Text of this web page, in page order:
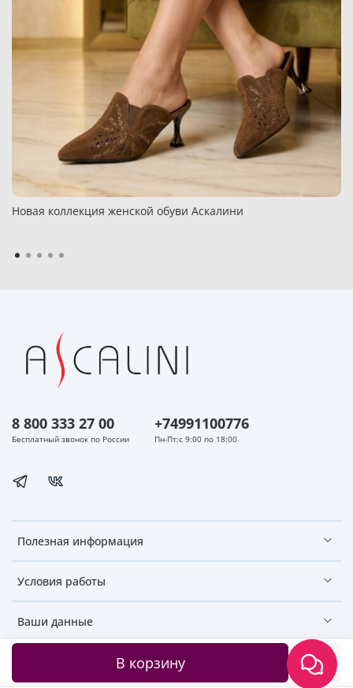
В корзину
Новая коллекция женской обуви Аскалини
Полезная информация
Условия работы
Ваши данные
8 800 333 27 00
Бесплатный звонок по России
+74991100776
Пн-Пт:с 9:00 по 18:00